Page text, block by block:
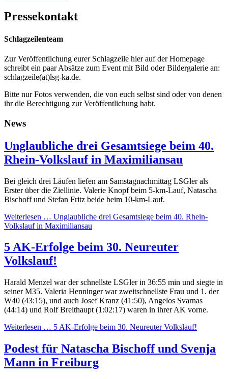
Pressekontakt
Schlagzeilenteam
Zur Veröffentlichung eurer Schlagzeile hier auf der Homepage
schreibt ein paar Absätze zum Event mit Bild oder Bildergalerie an:
schlagzeile(at)lsg-ka.de.
Bitte nur Fotos verwenden, die von euch selbst sind oder von denen
ihr die Berechtigung zur Veröffentlichung habt.
News
Unglaubliche drei Gesamtsiege beim 40.
Rhein-Volkslauf in Maximiliansau
Bei gleich drei Läufen liefen am Samstagnachmittag LSGler als
Erster über die Ziellinie. Valerie Knopf beim 5-km-Lauf, Natascha
Bischoff und Stefan Fritz beide beim 10-km-Lauf.
Weiterlesen … Unglaubliche drei Gesamtsiege beim 40. Rhein-
Volkslauf in Maximiliansau
5 AK-Erfolge beim 30. Neureuter
Volkslauf!
Harald Menzel war der schnellste LSGler in 36:55 min und siegte in
seiner M35. Valeria Henninger war zweitschnellste Frau und 1. der
W40 (43:15), und auch Josef Kranz (41:50), Angelos Svarnas
(44:14) und Rolf Breithaupt (1:02:17) waren in ihrer AK vorne.
Weiterlesen … 5 AK-Erfolge beim 30. Neureuter Volkslauf!
Podest für Natascha Bischoff und Svenja
Mann in Freiburg